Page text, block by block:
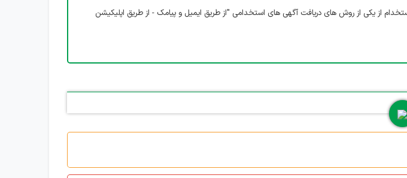
از یکی از روش های دریافت آگهی های استخدامی "از طریق ایمیل و پیامک - از طریق اپلیکیشن